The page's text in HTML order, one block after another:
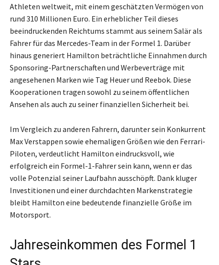
Athleten weltweit, mit einem geschätzten Vermögen von
rund 310 Millionen Euro. Ein erheblicher Teil dieses
beeindruckenden Reichtums stammt aus seinem Salär als
Fahrer für das Mercedes-Team in der Formel 1. Darüber
hinaus generiert Hamilton beträchtliche Einnahmen durch
Sponsoring-Partnerschaften und Werbeverträge mit
angesehenen Marken wie Tag Heuer und Reebok. Diese
Kooperationen tragen sowohl zu seinem öffentlichen
Ansehen als auch zu seiner finanziellen Sicherheit bei.
Im Vergleich zu anderen Fahrern, darunter sein Konkurrent
Max Verstappen sowie ehemaligen Größen wie den Ferrari-
Piloten, verdeutlicht Hamilton eindrucksvoll, wie
erfolgreich ein Formel-1-Fahrer sein kann, wenn er das
volle Potenzial seiner Laufbahn ausschöpft. Dank kluger
Investitionen und einer durchdachten Markenstrategie
bleibt Hamilton eine bedeutende finanzielle Größe im
Motorsport.
Jahreseinkommen des Formel 1